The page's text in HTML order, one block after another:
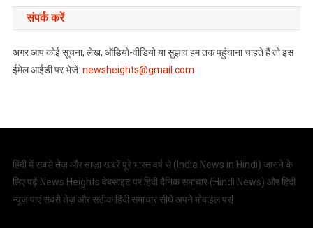
संपर्क करें
अगर आप कोई सूचना, लेख, ऑडियो-वीडियो या सुझाव हम तक पहुंचाना चाहते हैं तो इस
ईमेल आईडी पर भेजें: newsheights@gmail.com
हिंदी में सबसे तेज़ और ताज़ा खबरें पूरे भारत वर्ष से ( India News in Hindi) जानने के
लिए पढ़ें News Heights वेबसाइट पर हिंदी दैनिक समाचार (Hindi News) और हिंदी
न्यूज़ पाएं सबसे तेज़ और सटीक हिंदी समाचार सीधे अपने मोबाइल पर|